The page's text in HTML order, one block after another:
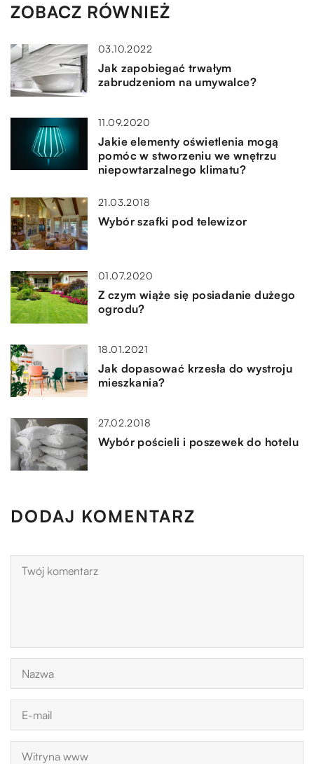
ZOBACZ RÓWNIEŻ
03.10.2022
Jak zapobiegać trwałym
zabrudzeniom na umywalce?
11.09.2020
Jakie elementy oświetlenia mogą
pomóc w stworzeniu we wnętrzu
niepowtarzalnego klimatu?
21.03.2018
Wybór szafki pod telewizor
01.07.2020
Z czym wiąże się posiadanie dużego
ogrodu?
18.01.2021
Jak dopasować krzesła do wystroju
mieszkania?
27.02.2018
Wybór pościeli i poszewek do hotelu
DODAJ KOMENTARZ